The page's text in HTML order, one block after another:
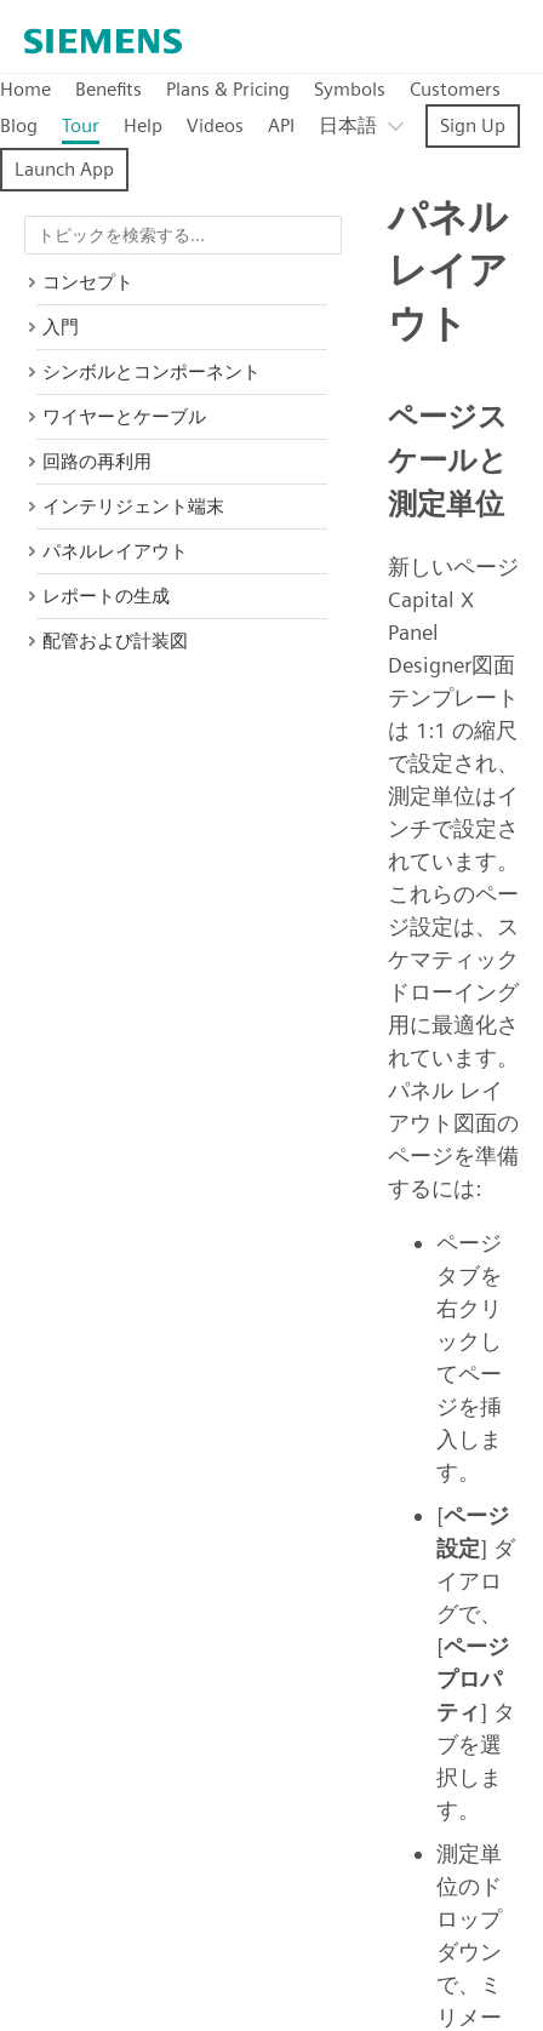
Home Benefits Plans & Pricing Symbols
Customers
Blog
Tour Help Videos API 日本語
Sign Up
Launch App
コンセプト
入門
シンボルとコンポーネント
ワイヤーとケーブル
回路の再利用
インテリジェント端末
パネルレイアウト
レポートの生成
配管および計装図
パネル
レイア
ウト
ページス
ケールと
測定単位
新しいページ
Capital X
Panel
Designer図面
テンプレート
は 1:1 の縮尺
で設定され、
測定単位はイ
ンチで設定さ
れています。
これらのペー
ジ設定は、ス
ケマティック
ドローイング
用に最適化さ
れています。
パネル レイ
アウト図面の
ページを準備
するには:
ページ
タブを
右クリ
ックし
てペー
ジを挿
入しま
す。
[ページ
設定] ダ
イアロ
グで、
[ページ
プロパ
ティ] タ
ブを選
択しま
す。
測定単
位のド
ロップ
ダウン
で、ミ
リメー